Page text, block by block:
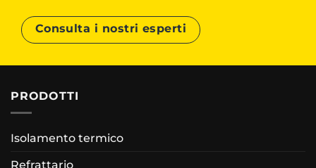
Consulta i nostri esperti
PRODOTTI
Isolamento termico
Refrattario